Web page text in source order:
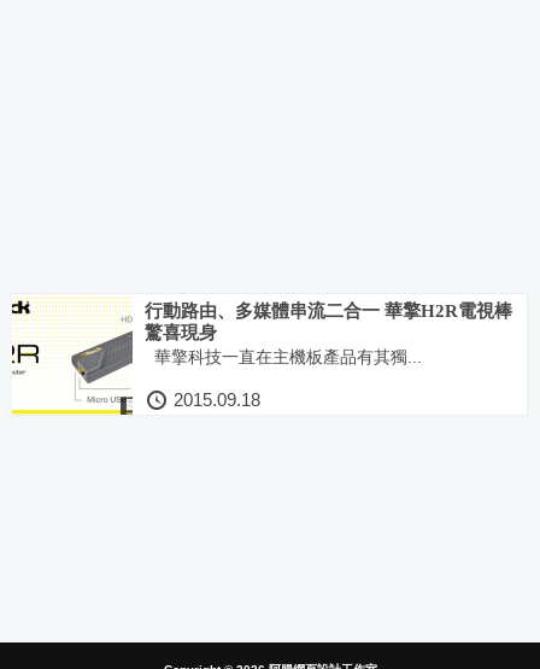
行動路由、多媒體串流二合一 華擎H2R電視棒
驚喜現身
華擎科技一直在主機板產品有其獨...
2015.09.18